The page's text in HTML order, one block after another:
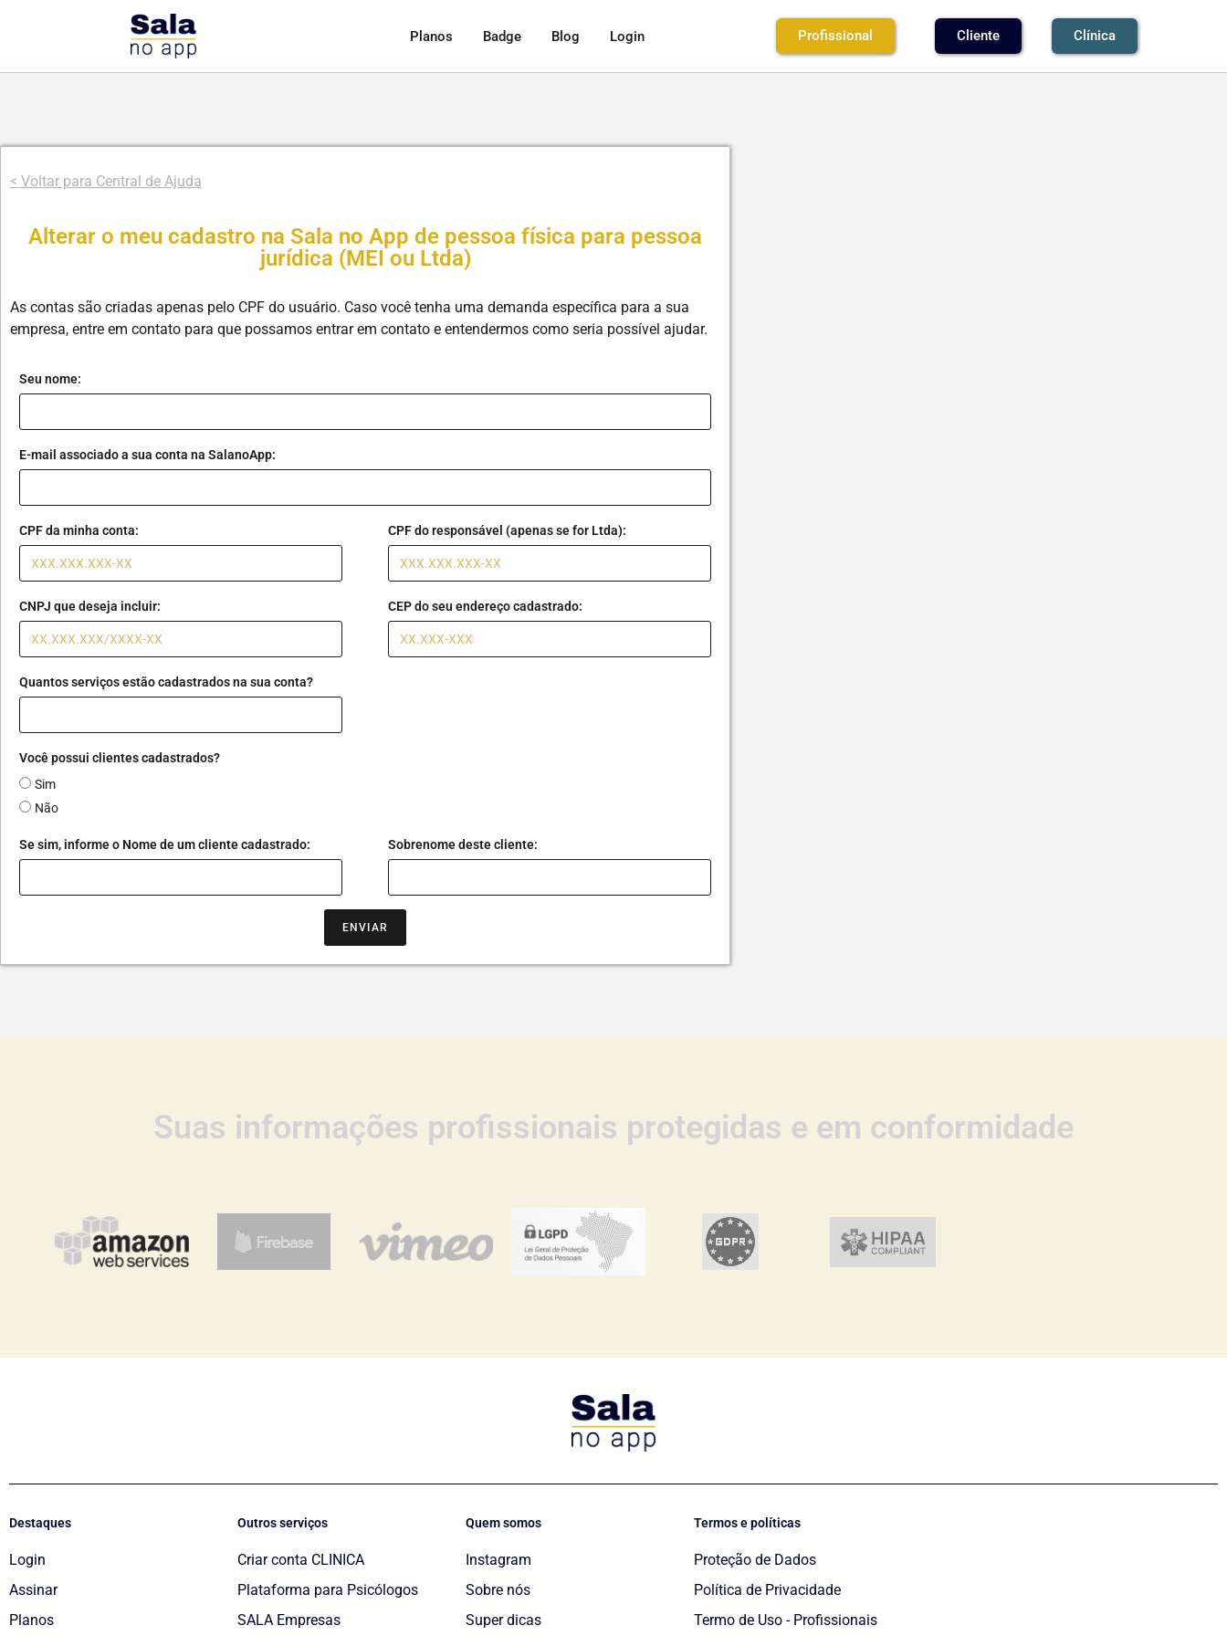
Planos Badge Blog Login Profissional Cliente Clínica
< Voltar para Central de Ajuda
Alterar o meu cadastro na Sala no App de pessoa física para pessoa
jurídica (MEI ou Ltda)
As contas são criadas apenas pelo CPF do usuário. Caso você tenha uma demanda específica para a sua
empresa, entre em contato para que possamos entrar em contato e entendermos como seria possível ajudar.
Seu nome:
E-mail associado a sua conta na SalanoApp:
CPF da minha conta: CPF do responsável (apenas se for Ltda):
CNPJ que deseja incluir: CEP do seu endereço cadastrado:
Quantos serviços estão cadastrados na sua conta?
Você possui clientes cadastrados?
Sim
Não
Se sim, informe o Nome de um cliente cadastrado: Sobrenome deste cliente:
ENVIAR
Suas informações profissionais protegidas e em conformidade
Destaques
Login
Assinar
Planos
Outros serviços
Criar conta CLINICA
Plataforma para Psicólogos
SALA Empresas
Quem somos
Instagram
Sobre nós
Super dicas
Termos e políticas
Proteção de Dados
Política de Privacidade
Termo de Uso - Profissionais